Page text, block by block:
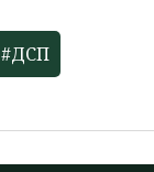
#ДСП